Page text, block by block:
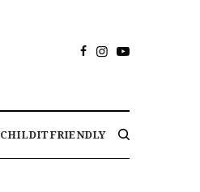
CHILDITFRIENDLY